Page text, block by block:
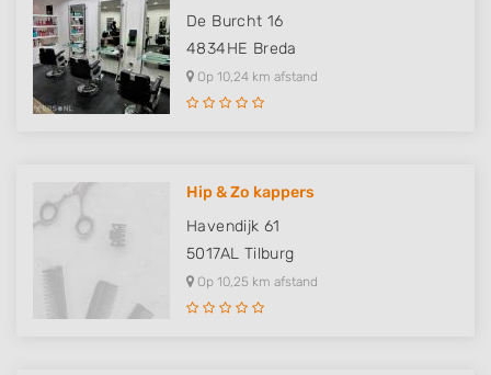
De Burcht 16
4834HE Breda
Op 10,24 km afstand
Hip & Zo kappers
Havendijk 61
5017AL Tilburg
Op 10,25 km afstand